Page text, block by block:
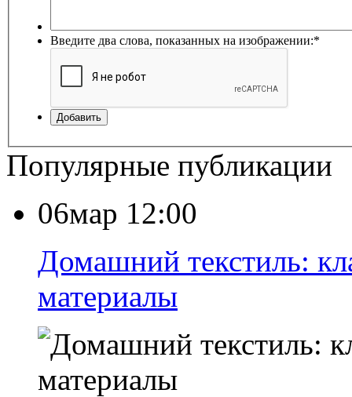
Введите два слова, показанных на изображении:*
Добавить
Популярные публикации
06мар 12:00
Домашний текстиль:
материалы